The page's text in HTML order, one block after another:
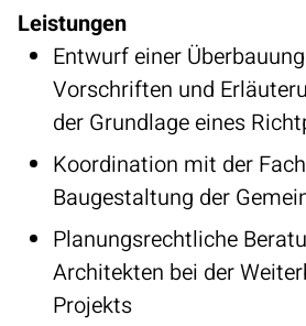
Leistungen
Entwurf einer
Vorschriften und
der Grundlage eines
Koordination mit der
Baugestaltung der
Planungsrechtliche
Architekten bei der
Projekts